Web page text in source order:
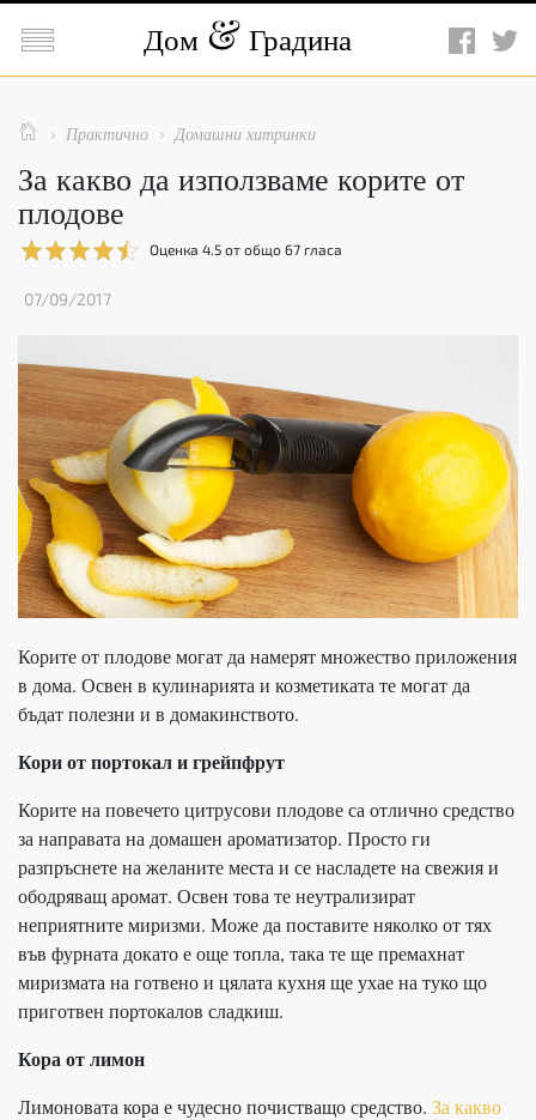
 Дом Градина
  Практично  Домашни хитринки
За какво да използваме корите от
плодове
Оценка 4.5 от общо 67 гласа
07/09/2017
Корите от плодове могат да намерят множество приложения
в дома. Освен в кулинарията и козметиката те могат да
бъдат полезни и в домакинството.
Кори от портокал и грейпфрут
Корите на повечето цитрусови плодове са отлично средство
за направата на домашен ароматизатор. Просто ги
разпръснете на желаните места и се насладете на свежия и
ободряващ аромат. Освен това те неутрализират
неприятните миризми. Може да поставите няколко от тях
във фурната докато е още топла, така те ще премахнат
миризмата на готвено и цялата кухня ще ухае на туко що
приготвен портокалов сладкиш.
Кора от лимон
Лимоновата кора е чудесно почистващо средство. За какво